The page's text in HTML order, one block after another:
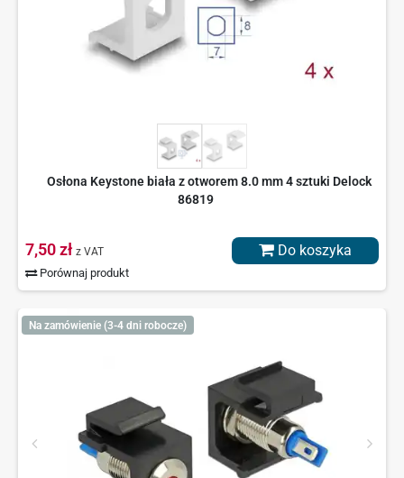
Osłona Keystone biała z otworem 8.0 mm 4 sztuki Delock
86819
7,50 zł z VAT
Porównaj produkt
Do koszyka
Na zamówienie (3-4 dni robocze)